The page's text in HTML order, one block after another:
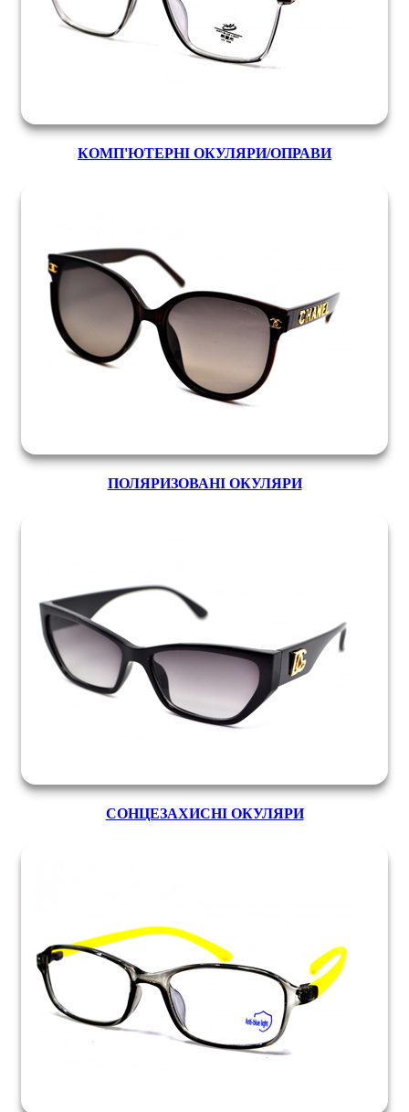
КОМП'ЮТЕРНІ ОКУЛЯРИ/ОПРАВИ
ПОЛЯРИЗОВАНІ ОКУЛЯРИ
СОНЦЕЗАХИСНІ ОКУЛЯРИ